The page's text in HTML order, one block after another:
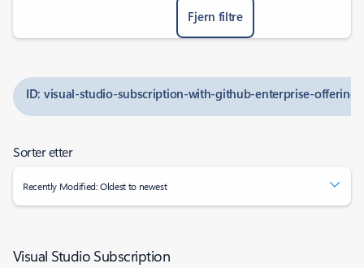
Fjern filtre
ID: visual-studio-subscription-with-github-enterprise-offering
Sorter etter
Recently Modified: Oldest to newest
Visual Studio Subscription